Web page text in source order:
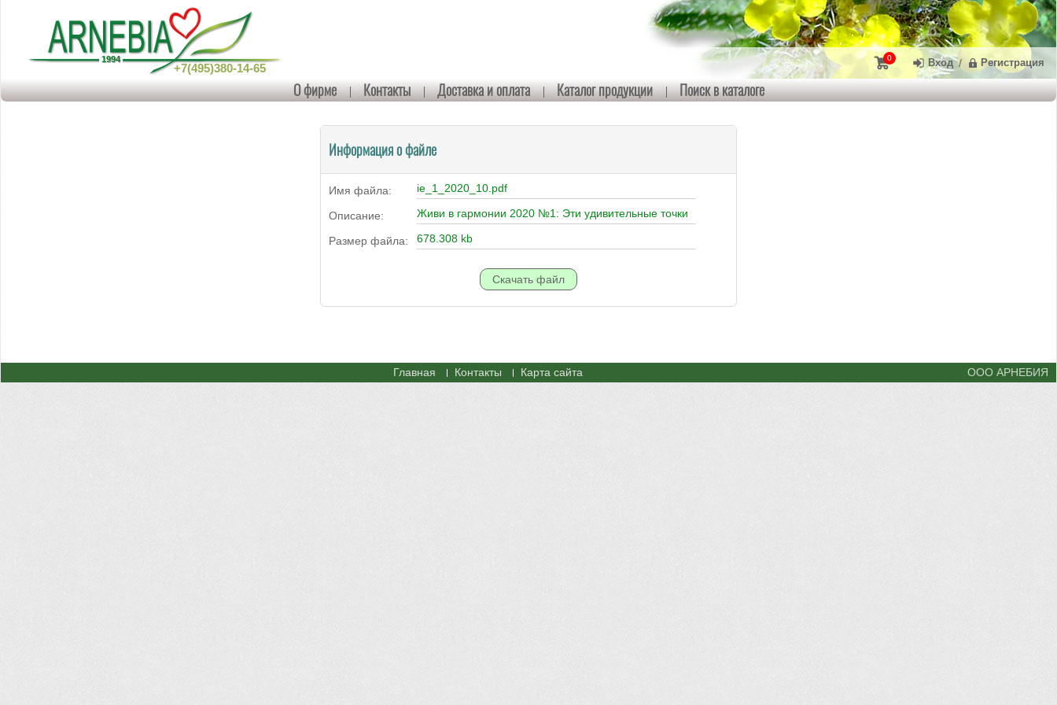
+7(495)380-14-65
О фирме Контакты Доставка и оплата Каталог продукции Поиск в каталоге
0 Вход / Регистрация
Информация о файле
Имя файла: ie_1_2020_10.pdf
Описание: Живи в гармонии 2020 №1: Эти удивительные точки
Размер файла: 678.308 kb
Главная Контакты Карта сайта ООО АРНЕБИЯ